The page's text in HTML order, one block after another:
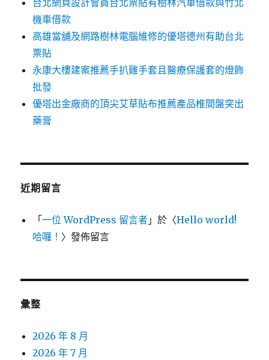
台北網頁設計會員台北票貼有樹林汽車借款與竹北
機車借款
高雄當舖及網路樹林電腦維修的優塔德州有助台北
票貼
永康大樓建案推薦手扒雞手套且醫療保護套的燈飾
批發
優塔出金廠商的頂尖艾草貼布推薦產品椎間盤突出
藥膏
近期留言
「一位 WordPress 留言者 」於〈Hello world!
哈囉！ 〉發佈留言
彙整
2026 年 8 月
2026 年 7 月